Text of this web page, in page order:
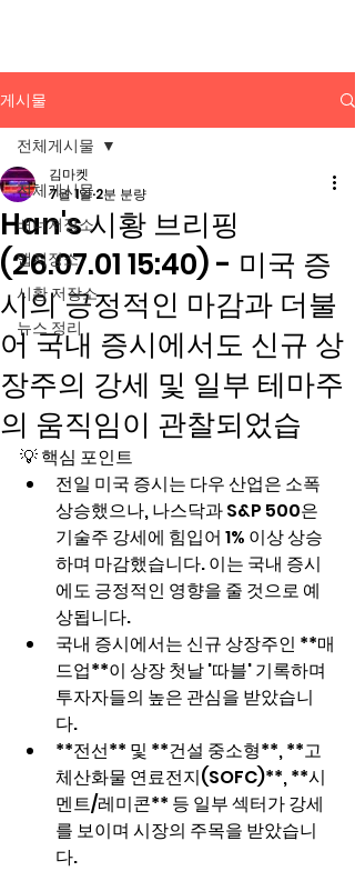
게시물
전체게시물
배너저장소
앱저장소
시황 저장소
뉴스 정리
전체게시물
Han's 시황 브리핑
(26.07.01 15:40) - 미국 증
시의 긍정적인 마감과 더불
어 국내 증시에서도 신규 상
장주의 강세 및 일부 테마주
의 움직임이 관찰되었습
김마켓
7월 1일 2분 분량
💡 핵심 포인트
전일 미국 증시는 다우 산업은 소폭
상승했으나, 나스닥과 S&P 500은
기술주 강세에 힘입어 1% 이상 상승
하며 마감했습니다. 이는 국내 증시
에도 긍정적인 영향을 줄 것으로 예
상됩니다.
국내 증시에서는 신규 상장주인 **매
드업**이 상장 첫날 '따블' 기록하며
투자자들의 높은 관심을 받았습니
다.
**전선** 및 **건설 중소형**, **고
체산화물 연료전지(SOFC)**, **시
멘트/레미콘** 등 일부 섹터가 강세
를 보이며 시장의 주목을 받았습니
다.